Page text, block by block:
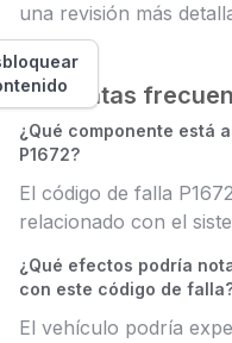
una revisión más
Preguntas
¿Qué componente está
P1672?
El código de falla
relacionado con el
¿Qué efectos podría
con este código de
El vehículo podría